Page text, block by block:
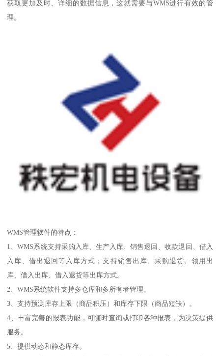
获取更加及时、详细的数据信息，这就需要与WMS进行有效的管
理。
WMS管理软件的特点：
1、WMS系统支持采购入库、生产入库、销售退回、收款退回、借入
入库、借出退回等入库方式；支持销售出库、采购退货、领用出
库、借入出库、借入退货等出库方式。
2、WMS系统软件支持多仓库和多所有者管理。
3、支持预测库存上限（商品积压）和库存下限（商品短缺）。
4、丰富完善的报表功能，可随时查询或打印各种报表，为决策提供
服务。
5、提供动态和静态库存。